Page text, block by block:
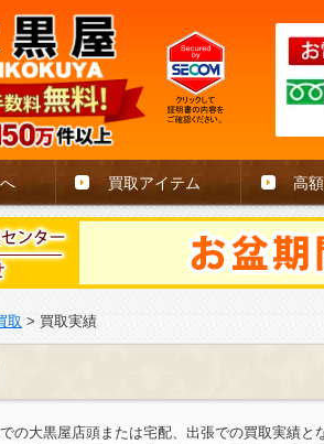
買取アイテム 高
取 > 買取実績
の大黒屋店頭または宅配、出張での買取実績と